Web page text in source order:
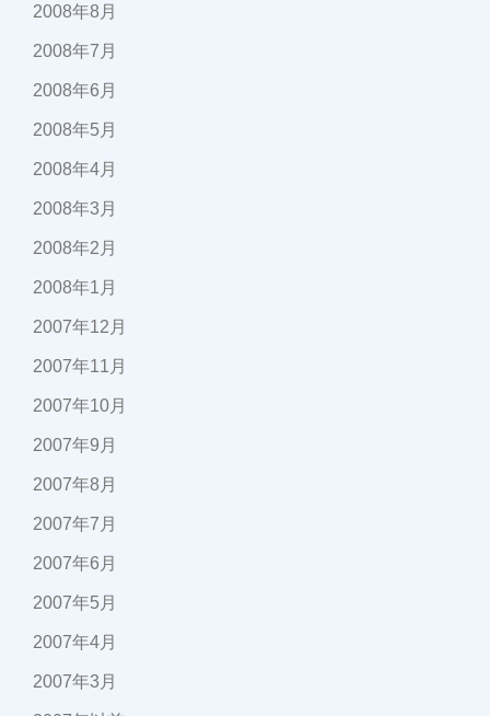
2008年8月
2008年7月
2008年6月
2008年5月
2008年4月
2008年3月
2008年2月
2008年1月
2007年12月
2007年11月
2007年10月
2007年9月
2007年8月
2007年7月
2007年6月
2007年5月
2007年4月
2007年3月